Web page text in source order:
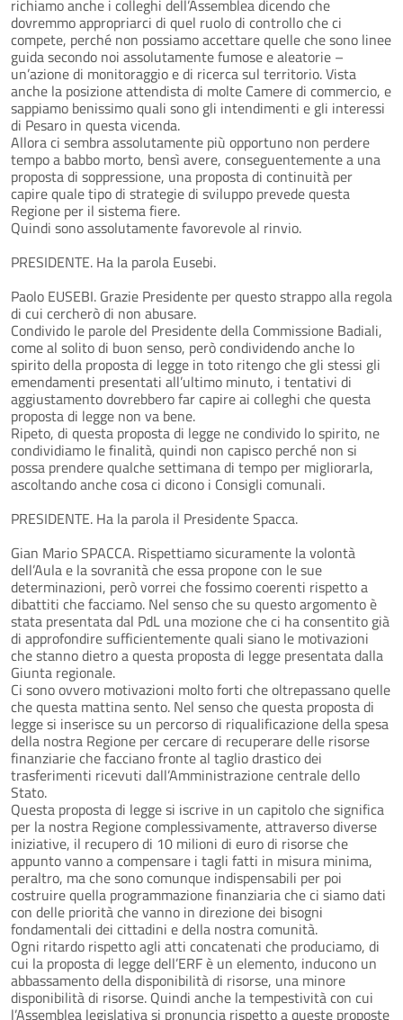
richiamo anche i colleghi dell’Assemblea dicendo che
dovremmo appropriarci di quel ruolo di controllo che ci
compete, perché non possiamo accettare quelle che sono linee
guida secondo noi assolutamente fumose e aleatorie –
un’azione di monitoraggio e di ricerca sul territorio. Vista
anche la posizione attendista di molte Camere di commercio, e
sappiamo benissimo quali sono gli intendimenti e gli interessi
di Pesaro in questa vicenda.
Allora ci sembra assolutamente più opportuno non perdere
tempo a babbo morto, bensì avere, conseguentemente a una
proposta di soppressione, una proposta di continuità per
capire quale tipo di strategie di sviluppo prevede questa
Regione per il sistema fiere.
Quindi sono assolutamente favorevole al rinvio.
PRESIDENTE. Ha la parola Eusebi.
Paolo EUSEBI. Grazie Presidente per questo strappo alla regola
di cui cercherò di non abusare.
Condivido le parole del Presidente della Commissione Badiali,
come al solito di buon senso, però condividendo anche lo
spirito della proposta di legge in toto ritengo che gli stessi gli
emendamenti presentati all’ultimo minuto, i tentativi di
aggiustamento dovrebbero far capire ai colleghi che questa
proposta di legge non va bene.
Ripeto, di questa proposta di legge ne condivido lo spirito, ne
condividiamo le finalità, quindi non capisco perché non si
possa prendere qualche settimana di tempo per migliorarla,
ascoltando anche cosa ci dicono i Consigli comunali.
PRESIDENTE. Ha la parola il Presidente Spacca.
Gian Mario SPACCA. Rispettiamo sicuramente la volontà
dell’Aula e la sovranità che essa propone con le sue
determinazioni, però vorrei che fossimo coerenti rispetto a
dibattiti che facciamo. Nel senso che su questo argomento è
stata presentata dal PdL una mozione che ci ha consentito già
di approfondire sufficientemente quali siano le motivazioni
che stanno dietro a questa proposta di legge presentata dalla
Giunta regionale.
Ci sono ovvero motivazioni molto forti che oltrepassano quelle
che questa mattina sento. Nel senso che questa proposta di
legge si inserisce su un percorso di riqualificazione della spesa
della nostra Regione per cercare di recuperare delle risorse
finanziarie che facciano fronte al taglio drastico dei
trasferimenti ricevuti dall’Amministrazione centrale dello
Stato.
Questa proposta di legge si iscrive in un capitolo che significa
per la nostra Regione complessivamente, attraverso diverse
iniziative, il recupero di 10 milioni di euro di risorse che
appunto vanno a compensare i tagli fatti in misura minima,
peraltro, ma che sono comunque indispensabili per poi
costruire quella programmazione finanziaria che ci siamo dati
con delle priorità che vanno in direzione dei bisogni
fondamentali dei cittadini e della nostra comunità.
Ogni ritardo rispetto agli atti concatenati che produciamo, di
cui la proposta di legge dell’ERF è un elemento, inducono un
abbassamento della disponibilità di risorse, una minore
disponibilità di risorse. Quindi anche la tempestività con cui
l’Assemblea legislativa si pronuncia rispetto a queste proposte